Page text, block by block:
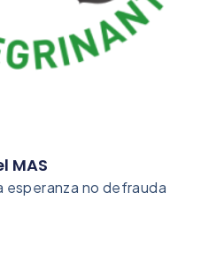
MAS
esperanza no defrauda